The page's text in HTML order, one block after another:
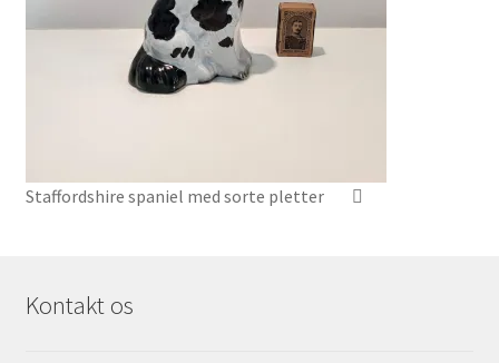
Staffordshire spaniel med sorte pletter
Kontakt os